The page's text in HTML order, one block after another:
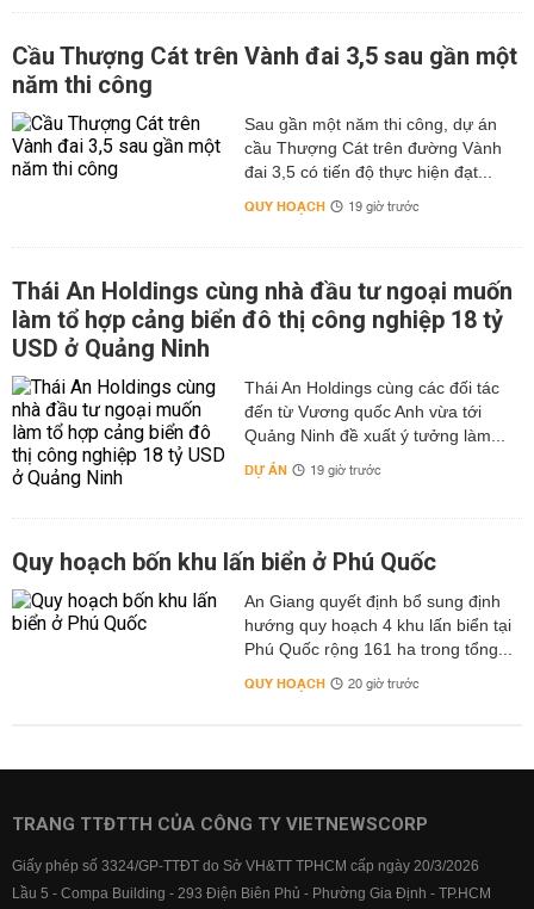
Cầu Thượng Cát trên Vành đai 3,5 sau gần một
năm thi công
Sau gần một năm thi công, dự án
cầu Thượng Cát trên đường Vành
đai 3,5 có tiến độ thực hiện đạt...
QUY HOẠCH 19 giờ trước
Thái An Holdings cùng nhà đầu tư ngoại muốn
làm tổ hợp cảng biển đô thị công nghiệp 18 tỷ
USD ở Quảng Ninh
Thái An Holdings cùng các đối tác
đến từ Vương quốc Anh vừa tới
Quảng Ninh đề xuất ý tưởng làm...
DỰ ÁN 19 giờ trước
Quy hoạch bốn khu lấn biển ở Phú Quốc
An Giang quyết định bổ sung định
hướng quy hoạch 4 khu lấn biển tại
Phú Quốc rộng 161 ha trong tổng...
QUY HOẠCH 20 giờ trước
TRANG TTĐTTH CỦA CÔNG TY VIETNEWSCORP
Giấy phép số 3324/GP-TTĐT do Sở VH&TT TPHCM cấp ngày 20/3/2026
Lầu 5 - Compa Building - 293 Điện Biên Phủ - Phường Gia Định - TP.HCM